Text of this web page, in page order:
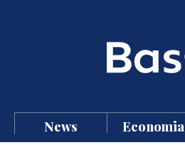
News Economia